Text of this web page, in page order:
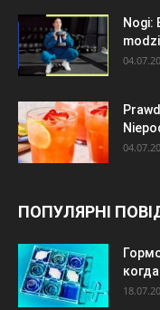
Nogi:
ПОПУЛЯРНІ